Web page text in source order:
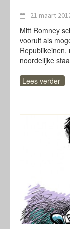
21 maart
Mitt Romney
vooruit als
Republikeinen,
noordelijke
Lees verder